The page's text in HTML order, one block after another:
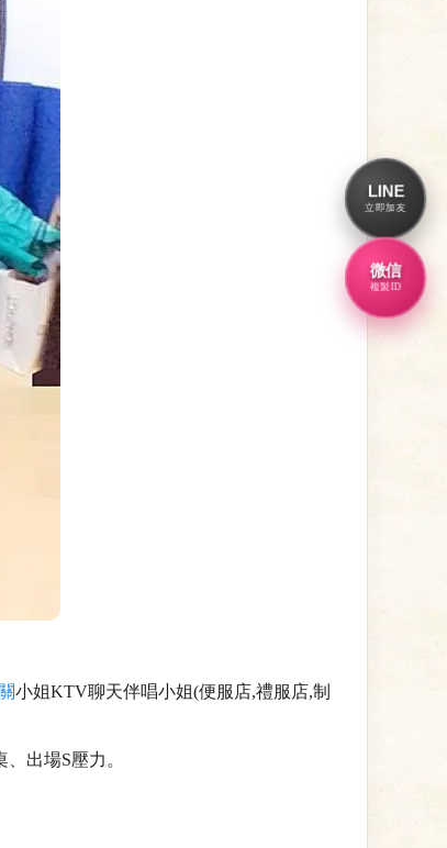
小姐KTV聊天伴唱小姐(便服店,禮服店,制
出場S壓力。
LINE
立即加友
微信
複製ID